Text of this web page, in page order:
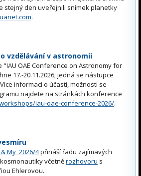
stejný den uveřejnili snímek planetky
.
vzdělávání v astronomii
OAE Conference on Astronomy for
17.-20.11.2026; jedná se nástupce
informací o účasti, možnosti se
najdete na stránkách konference
iau-oae-conference-2026/.
My 2026/4přináší řadu zajímavých
včetněrozhovoru s
Ehlerovou.